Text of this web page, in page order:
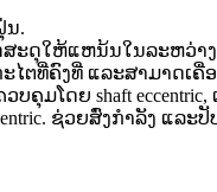
ນ.
ສະດຸໃຫ້ແຫນ້ນໃນລະຫວ່າ
ໄຕທີ່ຄົງທີ່ ແລະສາມາດເຄື່
ມໂດຍ shaft eccentric,
ຊ່ວຍສົ່ງກຳລັງ ແລ